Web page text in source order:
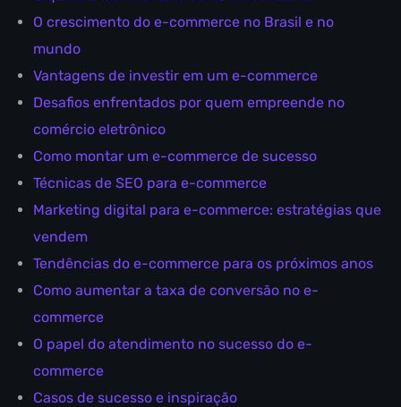
O crescimento do e-commerce no Brasil e no
mundo
Vantagens de investir em um e-commerce
Desafios enfrentados por quem empreende no
comércio eletrônico
Como montar um e-commerce de sucesso
Técnicas de SEO para e-commerce
Marketing digital para e-commerce: estratégias que
vendem
Tendências do e-commerce para os próximos anos
Como aumentar a taxa de conversão no e-
commerce
O papel do atendimento no sucesso do e-
commerce
Casos de sucesso e inspiração